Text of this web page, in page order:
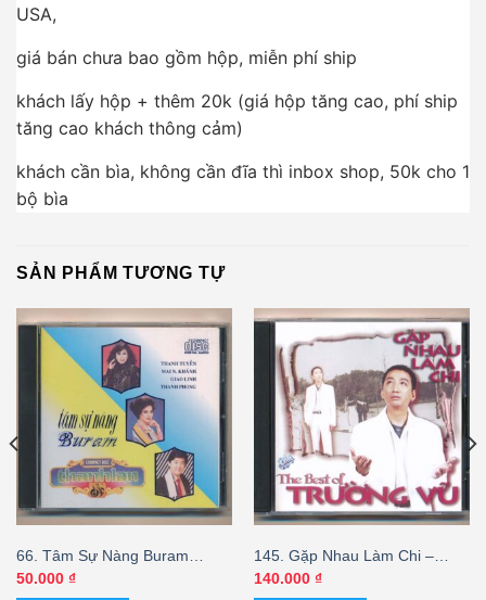
USA,
giá bán chưa bao gồm hộp, miễn phí ship
khách lấy hộp + thêm 20k (giá hộp tăng cao, phí ship
tăng cao khách thông cảm)
khách cần bìa, không cần đĩa thì inbox shop, 50k cho 1
bộ bìa
SẢN PHẨM TƯƠNG TỰ
66. Tâm Sự Nàng Buram
(FAKE USA)
50.000 ₫
145. Gặp Nhau Làm Chi –
Trường Vũ (FAKE USA)
140.000 ₫